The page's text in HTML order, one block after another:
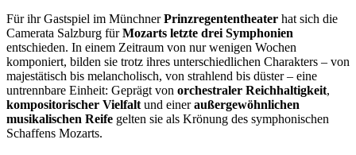
Für ihr Gastspiel im MünchnerPrinzregententheater hat sich die
Camerata Salzburg fürMozarts letzte drei Symphonien
entschieden. In einem Zeitraum von nur wenigen Wochen
komponiert, bilden sie trotz ihres unterschiedlichen Charakters – von
majestätisch bis melancholisch, von strahlend bis düster – eine
untrennbare Einheit: Geprägt von orchestraler Reichhaltigkeit,
kompositorischer Vielfaltund eineraußergewöhnlichen
musikalischen Reife gelten sie als Krönung des symphonischen
Schaffens Mozarts.